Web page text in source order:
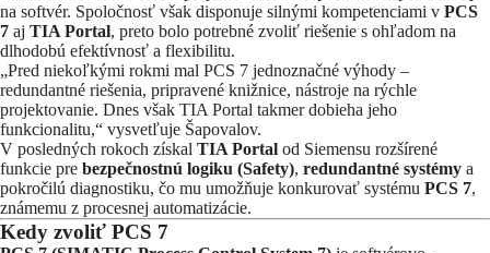
na softvér. Spoločnosť však disponuje silnými kompetenciami v PCS
7 aj TIA Portal, preto bolo potrebné zvoliť riešenie s ohľadom na
dlhodobú efektívnosť a flexibilitu.
„Pred niekoľkými rokmi mal PCS 7 jednoznačné výhody –
redundantné riešenia, pripravené knižnice, nástroje na rýchle
projektovanie. Dnes však TIA Portal takmer dobieha jeho
funkcionalitu,“ vysvetľuje Šapovalov.
V posledných rokoch získal TIA Portal od Siemensu rozšírené
funkcie pre bezpečnostnú logiku (Safety), redundantné systémy a
pokročilú diagnostiku, čo mu umožňuje konkurovať systému PCS 7,
známemu z procesnej automatizácie.
Kedy zvoliť PCS 7